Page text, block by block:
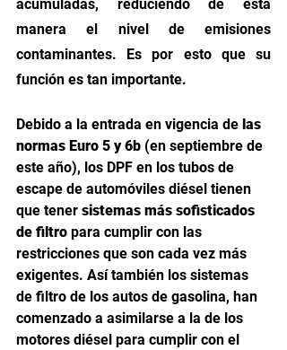
acumuladas, reduciendo de esta
manera el nivel de emisiones
contaminantes. Es por esto que su
función es tan importante.
Debido a la entrada en vigencia de las
normas Euro 5 y 6b (en septiembre de
este año), los DPF en los tubos de
escape de automóviles diésel tienen
que tener sistemas más sofisticados
de filtro para cumplir con las
restricciones que son cada vez más
exigentes. Así también los sistemas
de filtro de los autos de gasolina, han
comenzado a asimilarse a la de los
motores diésel para cumplir con el